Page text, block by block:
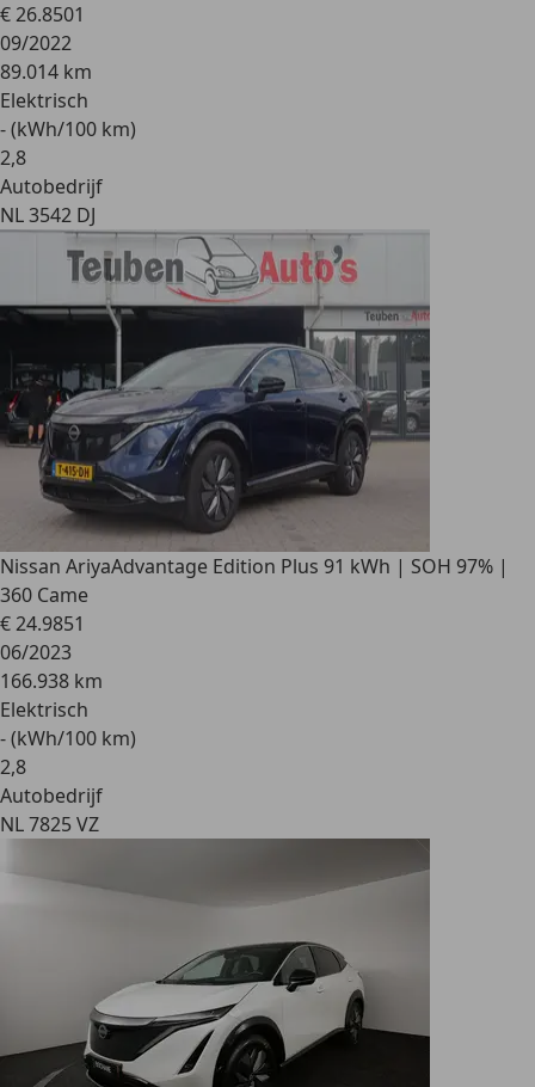
€ 26.8501
09/2022
89.014 km
Elektrisch
- (kWh/100 km)
2,8
Autobedrijf
NL 3542 DJ
Nissan AriyaAdvantage Edition Plus 91 kWh | SOH 97% |
360 Came
€ 24.9851
06/2023
166.938 km
Elektrisch
- (kWh/100 km)
2,8
Autobedrijf
NL 7825 VZ